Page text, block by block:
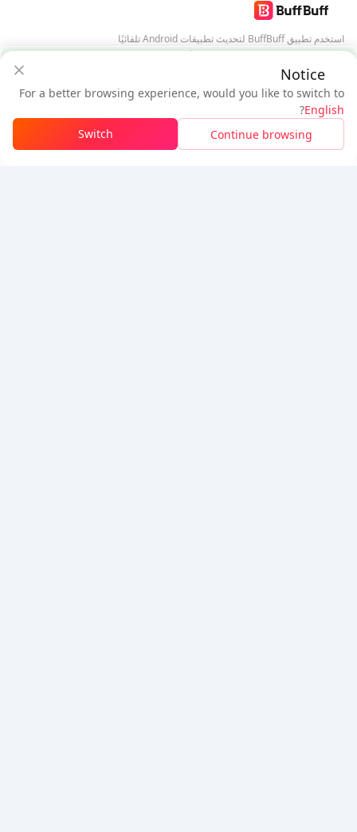
$0.19
مستخدم جديد: خصم
$0.29
تسجيل الدخول للحصول على الخصم
Notice
For a better browsing experience, would you like to switch to
English
?
Continue browsing
Switch
استخدم تطبيق BuffBuff لتحديث تطبيقات Android تلقائيًا
تابعنا
5% OFF
5% OFF